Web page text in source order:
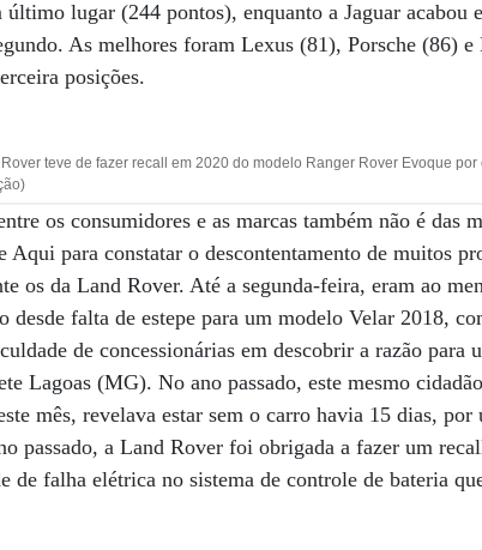
lugar (244 pontos), enquanto a Jaguar acabou
As melhores foram Lexus (81), Porsche (86)
posições.
teve de fazer recall em 2020 do modelo Ranger Rover Evoque
os consumidores e as marcas também não é das
Aqui para constatar o descontentamento de muitos
os da Land Rover. Até a segunda-feira, eram ao
desde falta de estepe para um modelo Velar 2018,
de concessionárias em descobrir a razão para
Lagoas (MG). No ano passado, este mesmo
mês, revelava estar sem o carro havia 15 dias, por
passado, a Land Rover foi obrigada a fazer um
de falha elétrica no sistema de controle de bateria